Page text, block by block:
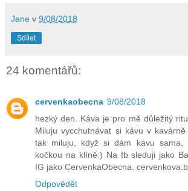
Jane v 9/08/2018
Sdílet
24 komentářů:
cervenkaobecna 9/08/2018
hezký den. Káva je pro mě důležitý
Miluju vycchutnávat si kávu v
tak miluju, když si dám kávu sama,
kočkou na klíně:) Na fb sleduji jako
IG jako CervenkaObecna.
Odpovědět